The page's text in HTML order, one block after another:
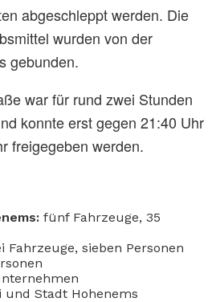
abgeschleppt werden. Die
wurden von der
gebunden.
war für rund zwei Stunden
konnte erst gegen 21:40 Uhr
freigegeben werden.
fünf Fahrzeuge, 35
Fahrzeuge, sieben Personen
und Stadt Hohenems